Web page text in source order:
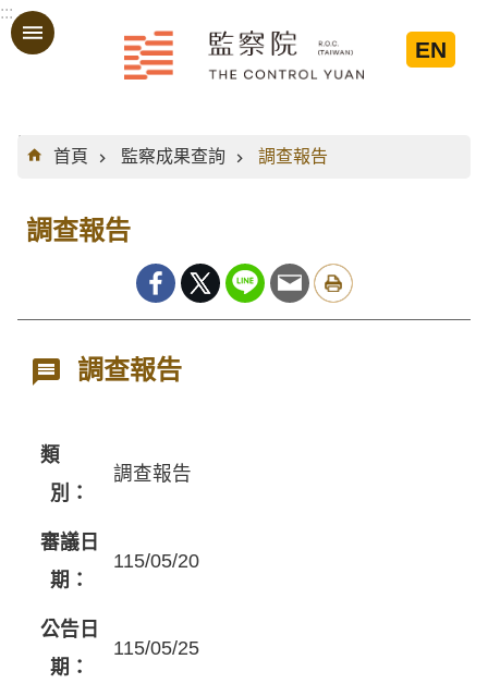
跳到主要內容區塊
:::
EN
:::
首頁
監察成果查詢 調查報告
調查報告
調查報告
類
別：
調查報告
審議日
期：
115/05/20
公告日
期：
115/05/25